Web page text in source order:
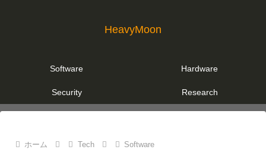
HeavyMoon
Software Hardware
Security Research
ホーム Tech Software